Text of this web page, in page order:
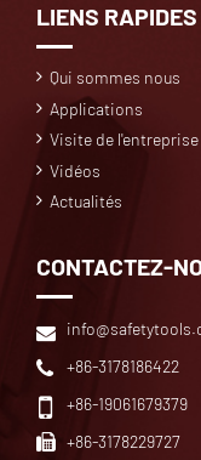
LIENS RAPIDES
Qui sommes nous
Applications
Visite de l'entreprise
Vidéos
Actualités
CONTACTEZ-
+86-3178186422
+86-19061679379
+86-3178229727